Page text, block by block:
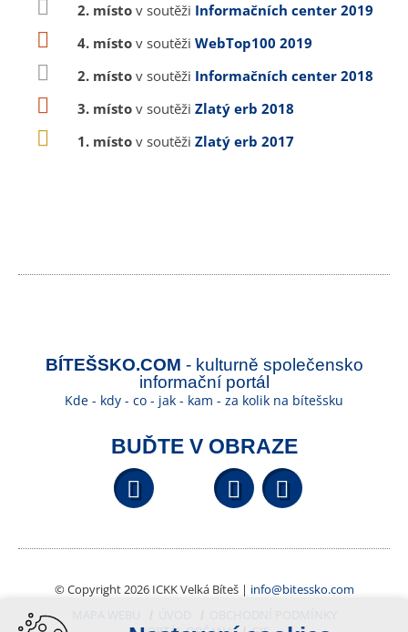
2. místo v soutěži Informačních center 2019
4. místo v soutěži WebTop100 2019
2. místo v soutěži Informačních center 2018
3. místo v soutěži Zlatý erb 2018
1. místo v soutěži Zlatý erb 2017
BÍTEŠSKO.COM - kulturně společensko
informační portál
Kde - kdy - co - jak - kam - za kolik na bítešsku
BUĎTE V OBRAZE
Facebook YouTube
© Copyright 2026 ICKK Velká Bíteš | info@bitessko.com